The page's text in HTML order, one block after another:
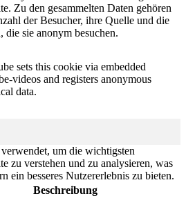
Zu den gesammelten Daten gehören
der Besucher, ihre Quelle und die
die sie anonym besuchen.
sets this cookie via embedded
videos and registers anonymous
data.
um die wichtigsten
zu verstehen und zu analysieren, was
ein besseres Nutzererlebnis zu bieten.
Beschreibung